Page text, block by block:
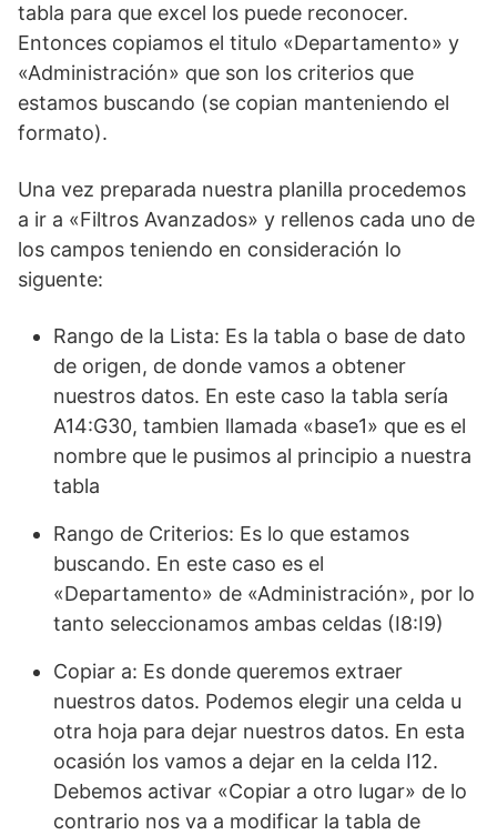
tabla para que excel los puede reconocer.
Entonces copiamos el titulo «Departamento» y
«Administración» que son los criterios que
estamos buscando (se copian manteniendo el
formato).
Una vez preparada nuestra planilla procedemos
a ir a «Filtros Avanzados» y rellenos cada uno de
los campos teniendo en consideración lo
siguente:
Rango de la Lista: Es la tabla o base de dato
de origen, de donde vamos a obtener
nuestros datos. En este caso la tabla sería
A14:G30, tambien llamada «base1» que es el
nombre que le pusimos al principio a nuestra
tabla
Rango de Criterios: Es lo que estamos
buscando. En este caso es el
«Departamento» de «Administración», por lo
tanto seleccionamos ambas celdas (I8:I9)
Copiar a: Es donde queremos extraer
nuestros datos. Podemos elegir una celda u
otra hoja para dejar nuestros datos. En esta
ocasión los vamos a dejar en la celda I12.
Debemos activar «Copiar a otro lugar» de lo
contrario nos va a modificar la tabla de